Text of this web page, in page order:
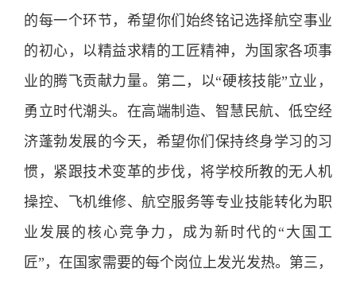
的每一个环节，希望你们始终铭记选择航空事业
的初心，以精益求精的工匠精神，为国家各项事
业的腾飞贡献力量。第二，以“硬核技能”立业，
勇立时代潮头。在高端制造、智慧民航、低空经
济蓬勃发展的今天，希望你们保持终身学习的习
惯，紧跟技术变革的步伐，将学校所教的无人机
操控、飞机维修、航空服务等专业技能转化为职
业发展的核心竞争力，成为新时代的“大国工
匠”，在国家需要的每个岗位上发光发热。第三，